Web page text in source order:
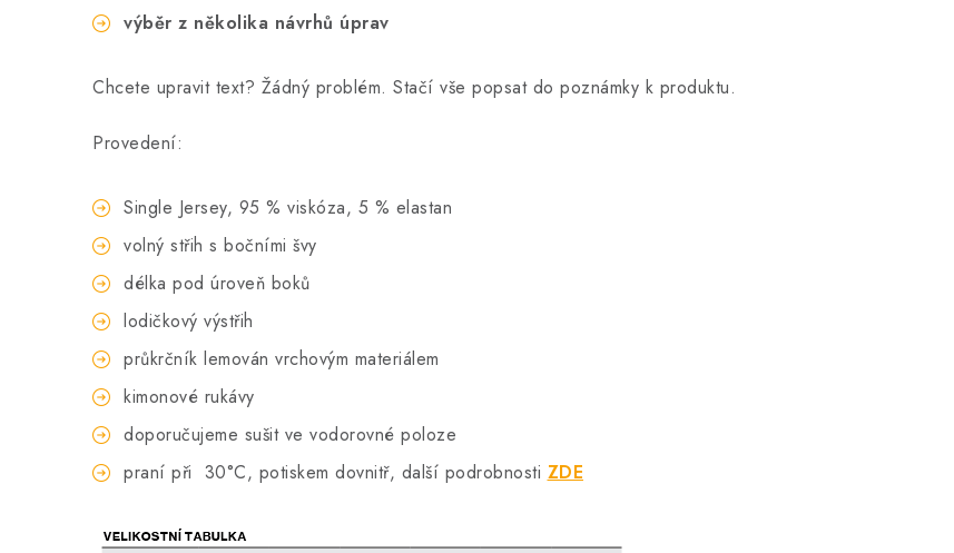
výběr z několika návrhů úprav
Chcete upravit text? Žádný problém. Stačí vše popsat do poznámky k produktu.
Provedení:
Single Jersey, 95 % viskóza, 5 % elastan
volný střih s bočními švy
délka pod úroveň boků
lodičkový výstřih
průkrčník lemován vrchovým materiálem
kimonové rukávy
doporučujeme sušit ve vodorovné poloze
praní při 30°C, potiskem dovnitř, další podrobnosti ZDE